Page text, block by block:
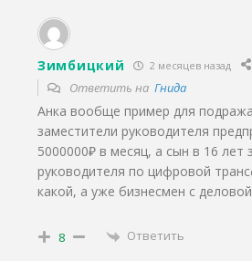
Зимбицкий 2 месяцев назад
Ответить на Гнида
Анка вообще пример для
заместители руководителя
5000000₽ в месяц, а сын в 16 лет
руководителя по цифровой
какой, а уже бизнесмен с
8 Ответить